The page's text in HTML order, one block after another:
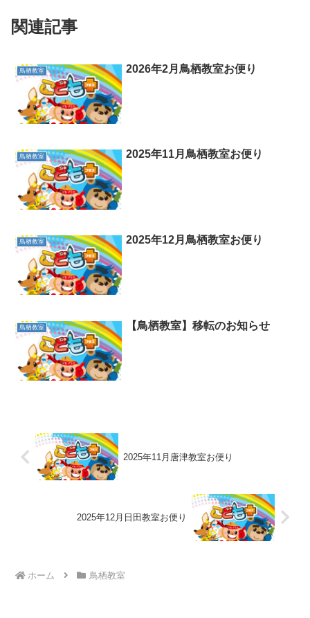
関連記事
鳥栖教室 2026年2月鳥栖教室お便り
鳥栖教室 2025年11月鳥栖教室お便り
鳥栖教室 2025年12月鳥栖教室お便り
鳥栖教室 【鳥栖教室】移転のお知らせ
2025年11月唐津教室お便り
2025年12月日田教室お便り
ホーム 鳥栖教室